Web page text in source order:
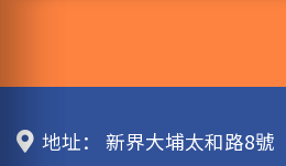
地址：
新界大埔太和路8號